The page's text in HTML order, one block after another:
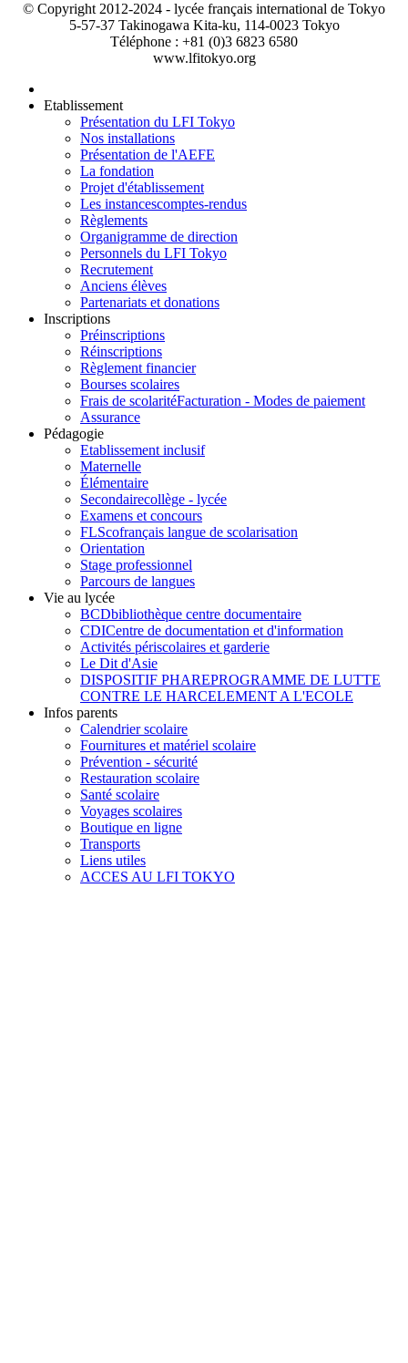
© Copyright 2012-2024 - lycée français international de Tokyo
5-57-37 Takinogawa Kita-ku, 114-0023 Tokyo
Téléphone : +81 (0)3 6823 6580
www.lfitokyo.org
Etablissement
Présentation du LFI Tokyo
Nos installations
Présentation de l'AEFE
La fondation
Projet d'établissement
Les instancescomptes-rendus
Règlements
Organigramme de direction
Personnels du LFI Tokyo
Recrutement
Anciens élèves
Partenariats et donations
Inscriptions
Préinscriptions
Réinscriptions
Règlement financier
Bourses scolaires
Frais de scolaritéFacturation - Modes de paiement
Assurance
Pédagogie
Etablissement inclusif
Maternelle
Élémentaire
Secondairecollège - lycée
Examens et concours
FLScofrançais langue de scolarisation
Orientation
Stage professionnel
Parcours de langues
Vie au lycée
BCDbibliothèque centre documentaire
CDICentre de documentation et d'information
Activités périscolaires et garderie
Le Dit d'Asie
DISPOSITIF PHAREPROGRAMME DE LUTTE
CONTRE LE HARCELEMENT A L'ECOLE
Infos parents
Calendrier scolaire
Fournitures et matériel scolaire
Prévention - sécurité
Restauration scolaire
Santé scolaire
Voyages scolaires
Boutique en ligne
Transports
Liens utiles
ACCES AU LFI TOKYO